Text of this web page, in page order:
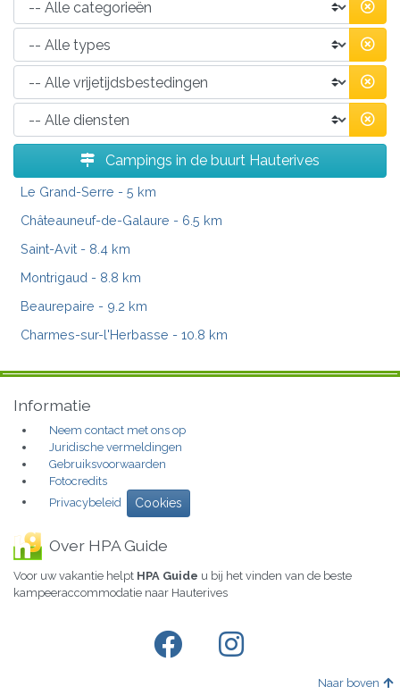
Campings in de buurt Hauterives
Le Grand-Serre - 5 km
Châteauneuf-de-Galaure - 6.5 km
Saint-Avit - 8.4 km
Montrigaud - 8.8 km
Beaurepaire - 9.2 km
Charmes-sur-l'Herbasse - 10.8 km
Informatie
Neem contact met ons op
Juridische vermeldingen
Gebruiksvoorwaarden
Fotocredits
Privacybeleid
Cookies
Over HPA Guide
Voor uw vakantie helpt HPA Guide u bij het vinden van de beste
kampeeraccommodatie naar Hauterives
Naar boven